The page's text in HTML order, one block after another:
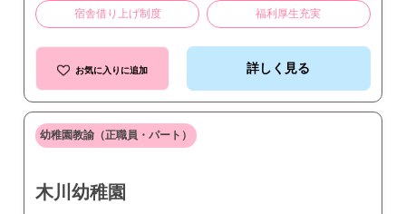
宿舎借り上げ制度 福利厚生充実
お気に入りに追加 詳しく見る
幼稚園教諭（正職員・パート）
木川幼稚園